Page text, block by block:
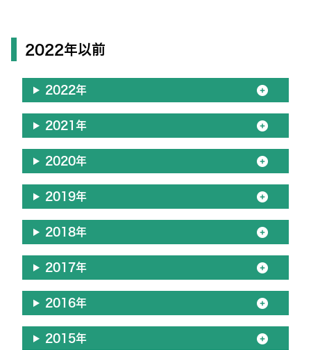
2022年以前
2022年
2021年
2020年
2019年
2018年
2017年
2016年
2015年